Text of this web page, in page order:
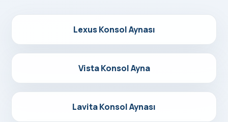
Detayları Gör
Lexus Konsol Aynası
Detayları Gör
Vista Konsol Ayna
Detayları Gör
Lavita Konsol Aynası